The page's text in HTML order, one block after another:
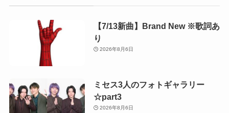
【7/13新曲】Brand New ※歌詞あ
り
2026年8月6日
ミセス3人のフォトギャラリー
☆part3
2026年8月6日